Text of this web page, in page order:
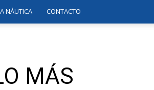
NÁUTICA CONTACTO
MÁS